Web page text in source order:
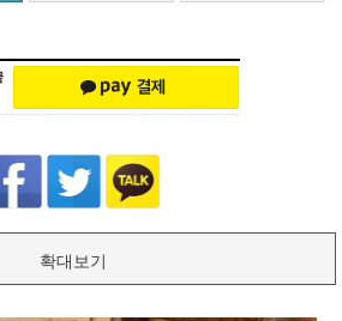
확대보기